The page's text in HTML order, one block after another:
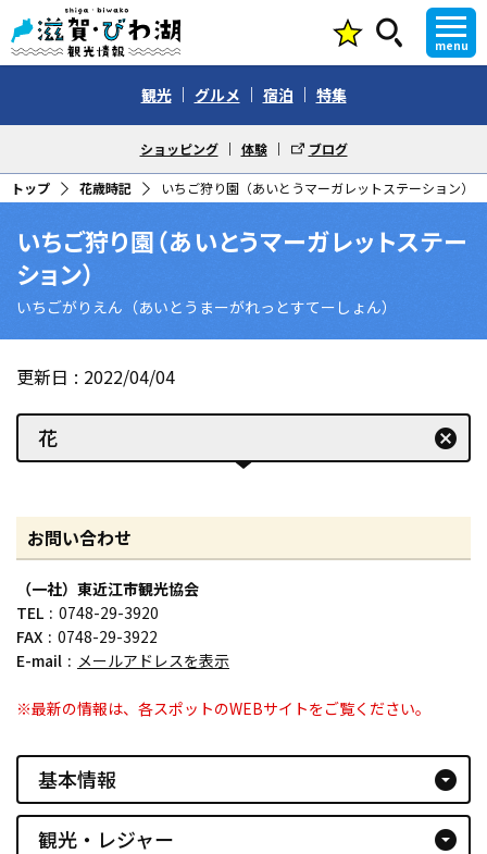
menu
観光 グルメ 宿泊 特集
ショッピング 体験 ブログ
トップ 花歳時記 いちご狩り園（あいとうマーガレットステーション）
いちご狩り園（あいとうマーガレットステー
ション）
いちごがりえん（あいとうまーがれっとすてーしょん）
更新日 2022/04/04
花 cancel
お問い合わせ
（一社）東近江市観光協会
TEL
0748-29-3920
FAX
0748-29-3922
E-mail
メールアドレスを表示
※最新の情報は、各スポットのWEBサイトをご覧ください。
基本情報 arrow_drop_down_circle
観光・レジャー arrow_drop_down_circle